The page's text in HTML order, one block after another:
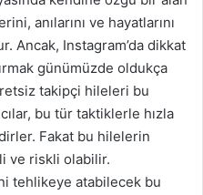
anılarını ve hayatlarını
Ancak, Instagram’da dikkat
günümüzde oldukça
takipçi hileleri bu
bu tür taktiklerle hızla
Fakat bu hilelerin
ve riskli olabilir.
tehlikeye atabilecek bu